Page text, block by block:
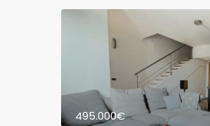
495.000€